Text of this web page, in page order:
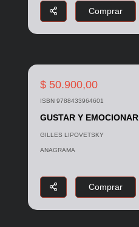
Comprar
$ 50.900,00
ISBN 9788433964601
GUSTAR Y EMOCIONAR
GILLES LIPOVETSKY
ANAGRAMA
Comprar